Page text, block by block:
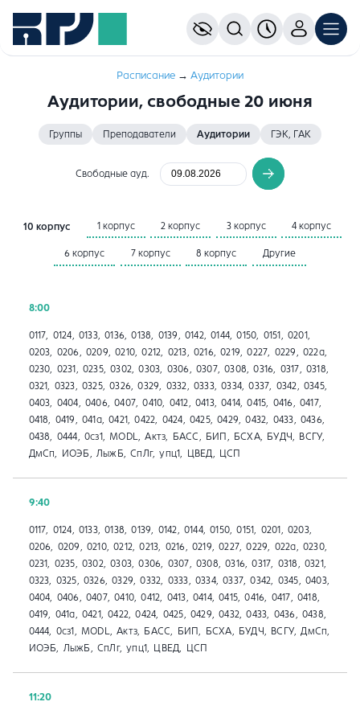
Расписание → Aудитории
Аудитории, свободные 20 июня
Группы Преподаватели Аудитории ГЭК, ГАК
Свободные ауд.
10 корпус 1 корпус 2 корпус 3 корпус 4 корпус
6 корпус 7 корпус 8 корпус Другие
8:00
0117, 0124, 0133, 0136, 0138, 0139, 0142, 0144, 0150, 0151, 0201,
0203, 0206, 0209, 0210, 0212, 0213, 0216, 0219, 0227, 0229, 022а,
0230, 0231, 0235, 0302, 0303, 0306, 0307, 0308, 0316, 0317, 0318,
0321, 0323, 0325, 0326, 0329, 0332, 0333, 0334, 0337, 0342, 0345,
0403, 0404, 0406, 0407, 0410, 0412, 0413, 0414, 0415, 0416, 0417,
0418, 0419, 041a, 0421, 0422, 0424, 0425, 0429, 0432, 0433, 0436,
0438, 0444, 0сз1, MODL, Актз, БАСС, БИП, БСХА, БУДЧ, ВСГУ,
ДмСп, ИОЭБ, ЛыжБ, СпЛг, упц1, ЦВЕД, ЦСП
9:40
0117, 0124, 0133, 0138, 0139, 0142, 0144, 0150, 0151, 0201, 0203,
0206, 0209, 0210, 0212, 0213, 0216, 0219, 0227, 0229, 022а, 0230,
0231, 0235, 0302, 0303, 0306, 0307, 0308, 0316, 0317, 0318, 0321,
0323, 0325, 0326, 0329, 0332, 0333, 0334, 0337, 0342, 0345, 0403,
0404, 0406, 0407, 0410, 0412, 0413, 0414, 0415, 0416, 0417, 0418,
0419, 041a, 0421, 0422, 0424, 0425, 0429, 0432, 0433, 0436, 0438,
0444, 0сз1, MODL, Актз, БАСС, БИП, БСХА, БУДЧ, ВСГУ, ДмСп,
ИОЭБ, ЛыжБ, СпЛг, упц1, ЦВЕД, ЦСП
11:20